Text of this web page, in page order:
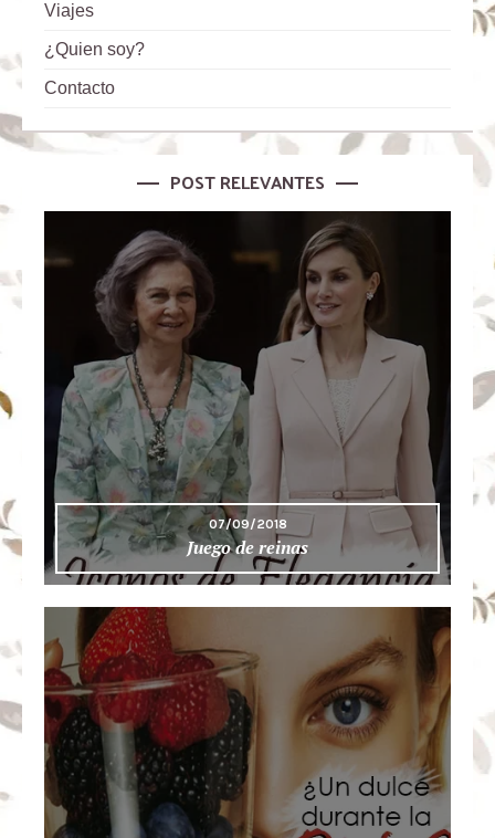
Viajes
¿Quien soy?
Contacto
POST RELEVANTES
07/09/2018
Juego de reinas